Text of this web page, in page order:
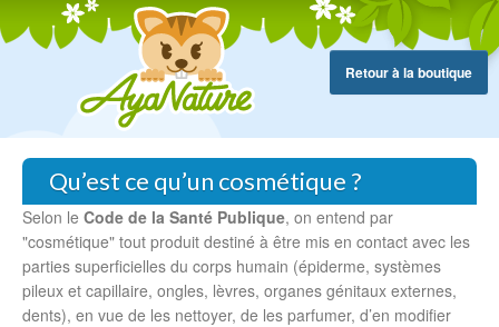
Retour à la boutique
Qu’est ce qu’un cosmétique ?
Selon le Code de la Santé Publique, on entend par
"cosmétique" tout produit destiné à être mis en contact avec les
parties superficielles du corps humain (épiderme, systèmes
pileux et capillaire, ongles, lèvres, organes génitaux externes,
dents), en vue de les nettoyer, de les parfumer, d’en modifier